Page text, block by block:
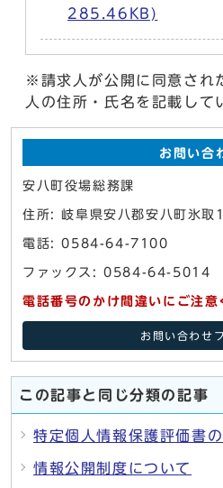
285.46KB)
※請求人が公開に同意され
人の住所・氏名を記載して
お問い合
安八町役場総務課
住所: 岐阜県安八郡安八町氷取
電話: 0584-64-7100
ファックス: 0584-64-5014
電話番号のかけ間違いにご注意
お問い合わせ
この記事と同じ分類の記事
特定個人情報保護評価書
情報公開制度について